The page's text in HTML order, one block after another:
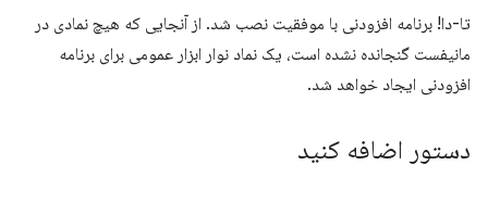
تا-دا! برنامه افزودنی با موفقیت نصب شد. از آنجایی که هیچ نمادی در
مانیفست گنجانده نشده است، یک نماد نوار ابزار عمومی برای برنامه
افزودنی ایجاد خواهد شد.
دستور اضافه کنید